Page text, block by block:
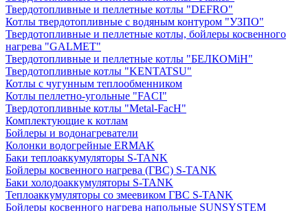
Твердотопливные и пеллетные котлы "DEFRO"
Котлы твердотопливные с водяным контуром "УЗПО"
Твердотопливные и пеллетные котлы, бойлеры косвенного
нагрева "GALMET"
Твердотопливные и пеллетные котлы "БЕЛКОМiН"
Твердотопливные котлы "KENTATSU"
Котлы с чугунным теплообменником
Котлы пеллетно-угольные "FACI"
Твердотопливные котлы "Metal-FacH"
Комплектующие к котлам
Бойлеры и водонагреватели
Колонки водогрейные ERMAK
Баки теплоаккумуляторы S-TANK
Бойлеры косвенного нагрева (ГВС) S-TANK
Баки холодоаккумуляторы S-TANK
Теплоаккумуляторы со змеевиком ГВС S-TANK
Бойлеры косвенного нагрева напольные SUNSYSTEM